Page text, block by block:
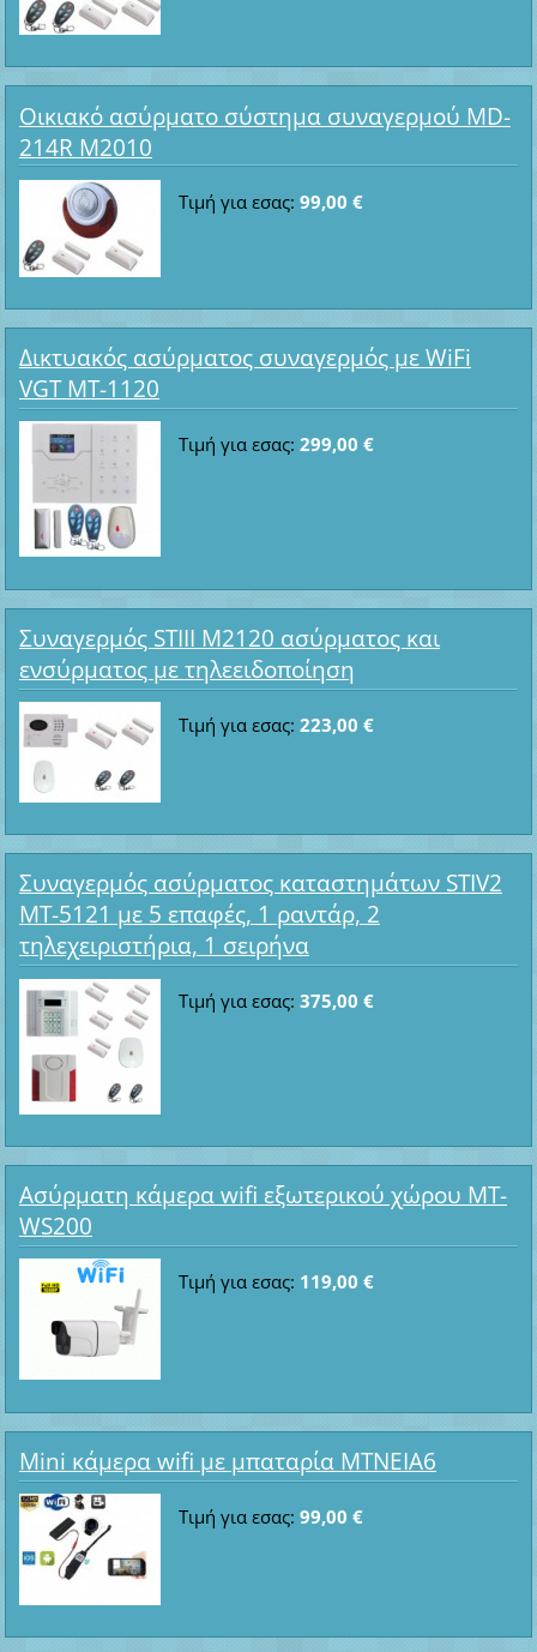
Οικιακό ασύρματο σύστημα συναγερμού MD-
214R M2010
Τιμή για εσας: 99,00 €
Δικτυακός ασύρματος συναγερμός με WiFi
VGT MT-1120
Τιμή για εσας: 299,00 €
Συναγερμός STIII M2120 ασύρματος και
ενσύρματος με τηλεειδοποίηση
Τιμή για εσας: 223,00 €
Συναγερμός ασύρματος καταστημάτων STIV2
MT-5121 με 5 επαφές, 1 ραντάρ, 2
τηλεχειριστήρια, 1 σειρήνα
Τιμή για εσας: 375,00 €
Ασύρματη κάμερα wifi εξωτερικού χώρου MT-
WS200
Τιμή για εσας: 119,00 €
Mini κάμερα wifi με μπαταρία ΜΤΝΕΙΑ6
Τιμή για εσας: 99,00 €